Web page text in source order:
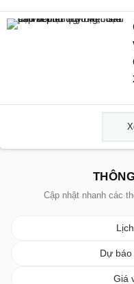
Cập nhật nhanh các
Dự
Giá